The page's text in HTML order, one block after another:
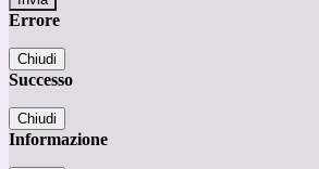
Errore
Chiudi
Successo
Chiudi
Informazione